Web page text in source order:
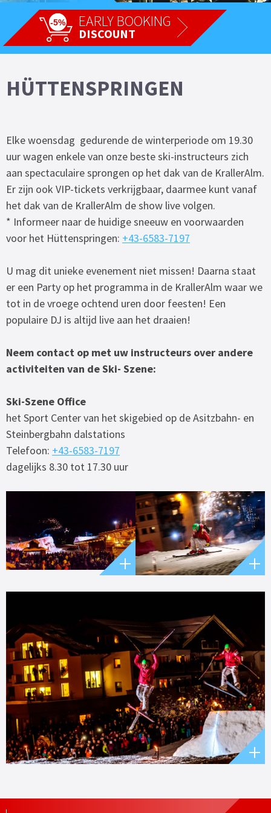
-5% EARLY BOOKING
DISCOUNT
HÜTTENSPRINGEN
Elke woensdag gedurende de winterperiode om 19.30
uur wagen enkele van onze beste ski-instructeurs zich
aan spectaculaire sprongen op het dak van de KrallerAlm.
Er zijn ook VIP-tickets verkrijgbaar, daarmee kunt vanaf
het dak van de KrallerAlm de show live volgen.
* Informeer naar de huidige sneeuw en voorwaarden
voor het Hüttenspringen: +43-6583-7197
U mag dit unieke evenement niet missen! Daarna staat
er een Party op het programma in de KrallerAlm waar we
tot in de vroege ochtend uren door feesten! Een
populaire DJ is altijd live aan het draaien!
Neem contact op met uw instructeurs over andere
activiteiten van de Ski- Szene:
Ski-Szene Office
het Sport Center van het skigebied op de Asitzbahn- en
Steinbergbahn dalstations
Telefoon: +43-6583-7197
dagelijks 8.30 tot 17.30 uur